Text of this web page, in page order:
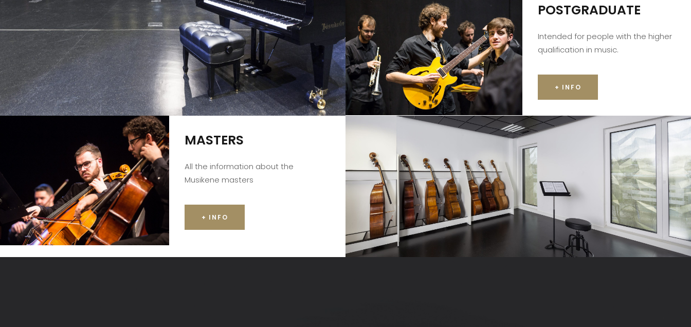
POSTGRADUATE
Intended for people with the higher
qualification in music.
+ INFO
MASTERS
All the information about the
Musikene masters
+ INFO